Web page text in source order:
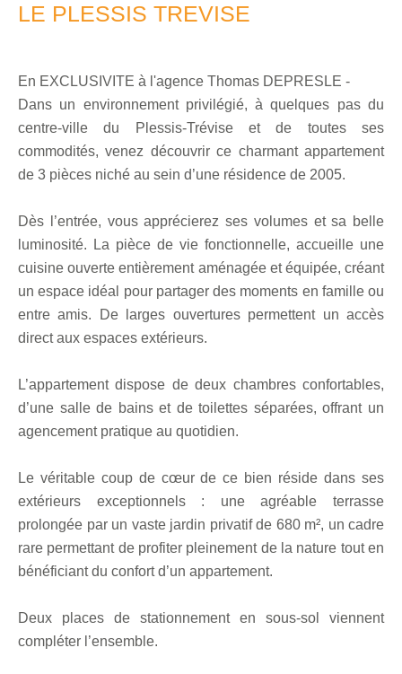
LE PLESSIS TREVISE
En EXCLUSIVITE à l'agence Thomas DEPRESLE -
Dans un environnement privilégié, à quelques pas du
centre-ville du Plessis-Trévise et de toutes ses
commodités, venez découvrir ce charmant appartement
de 3 pièces niché au sein d’une résidence de 2005.
Dès l’entrée, vous apprécierez ses volumes et sa belle
luminosité. La pièce de vie fonctionnelle, accueille une
cuisine ouverte entièrement aménagée et équipée, créant
un espace idéal pour partager des moments en famille ou
entre amis. De larges ouvertures permettent un accès
direct aux espaces extérieurs.
L’appartement dispose de deux chambres confortables,
d’une salle de bains et de toilettes séparées, offrant un
agencement pratique au quotidien.
Le véritable coup de cœur de ce bien réside dans ses
extérieurs exceptionnels : une agréable terrasse
prolongée par un vaste jardin privatif de 680 m², un cadre
rare permettant de profiter pleinement de la nature tout en
bénéficiant du confort d’un appartement.
Deux places de stationnement en sous-sol viennent
compléter l’ensemble.